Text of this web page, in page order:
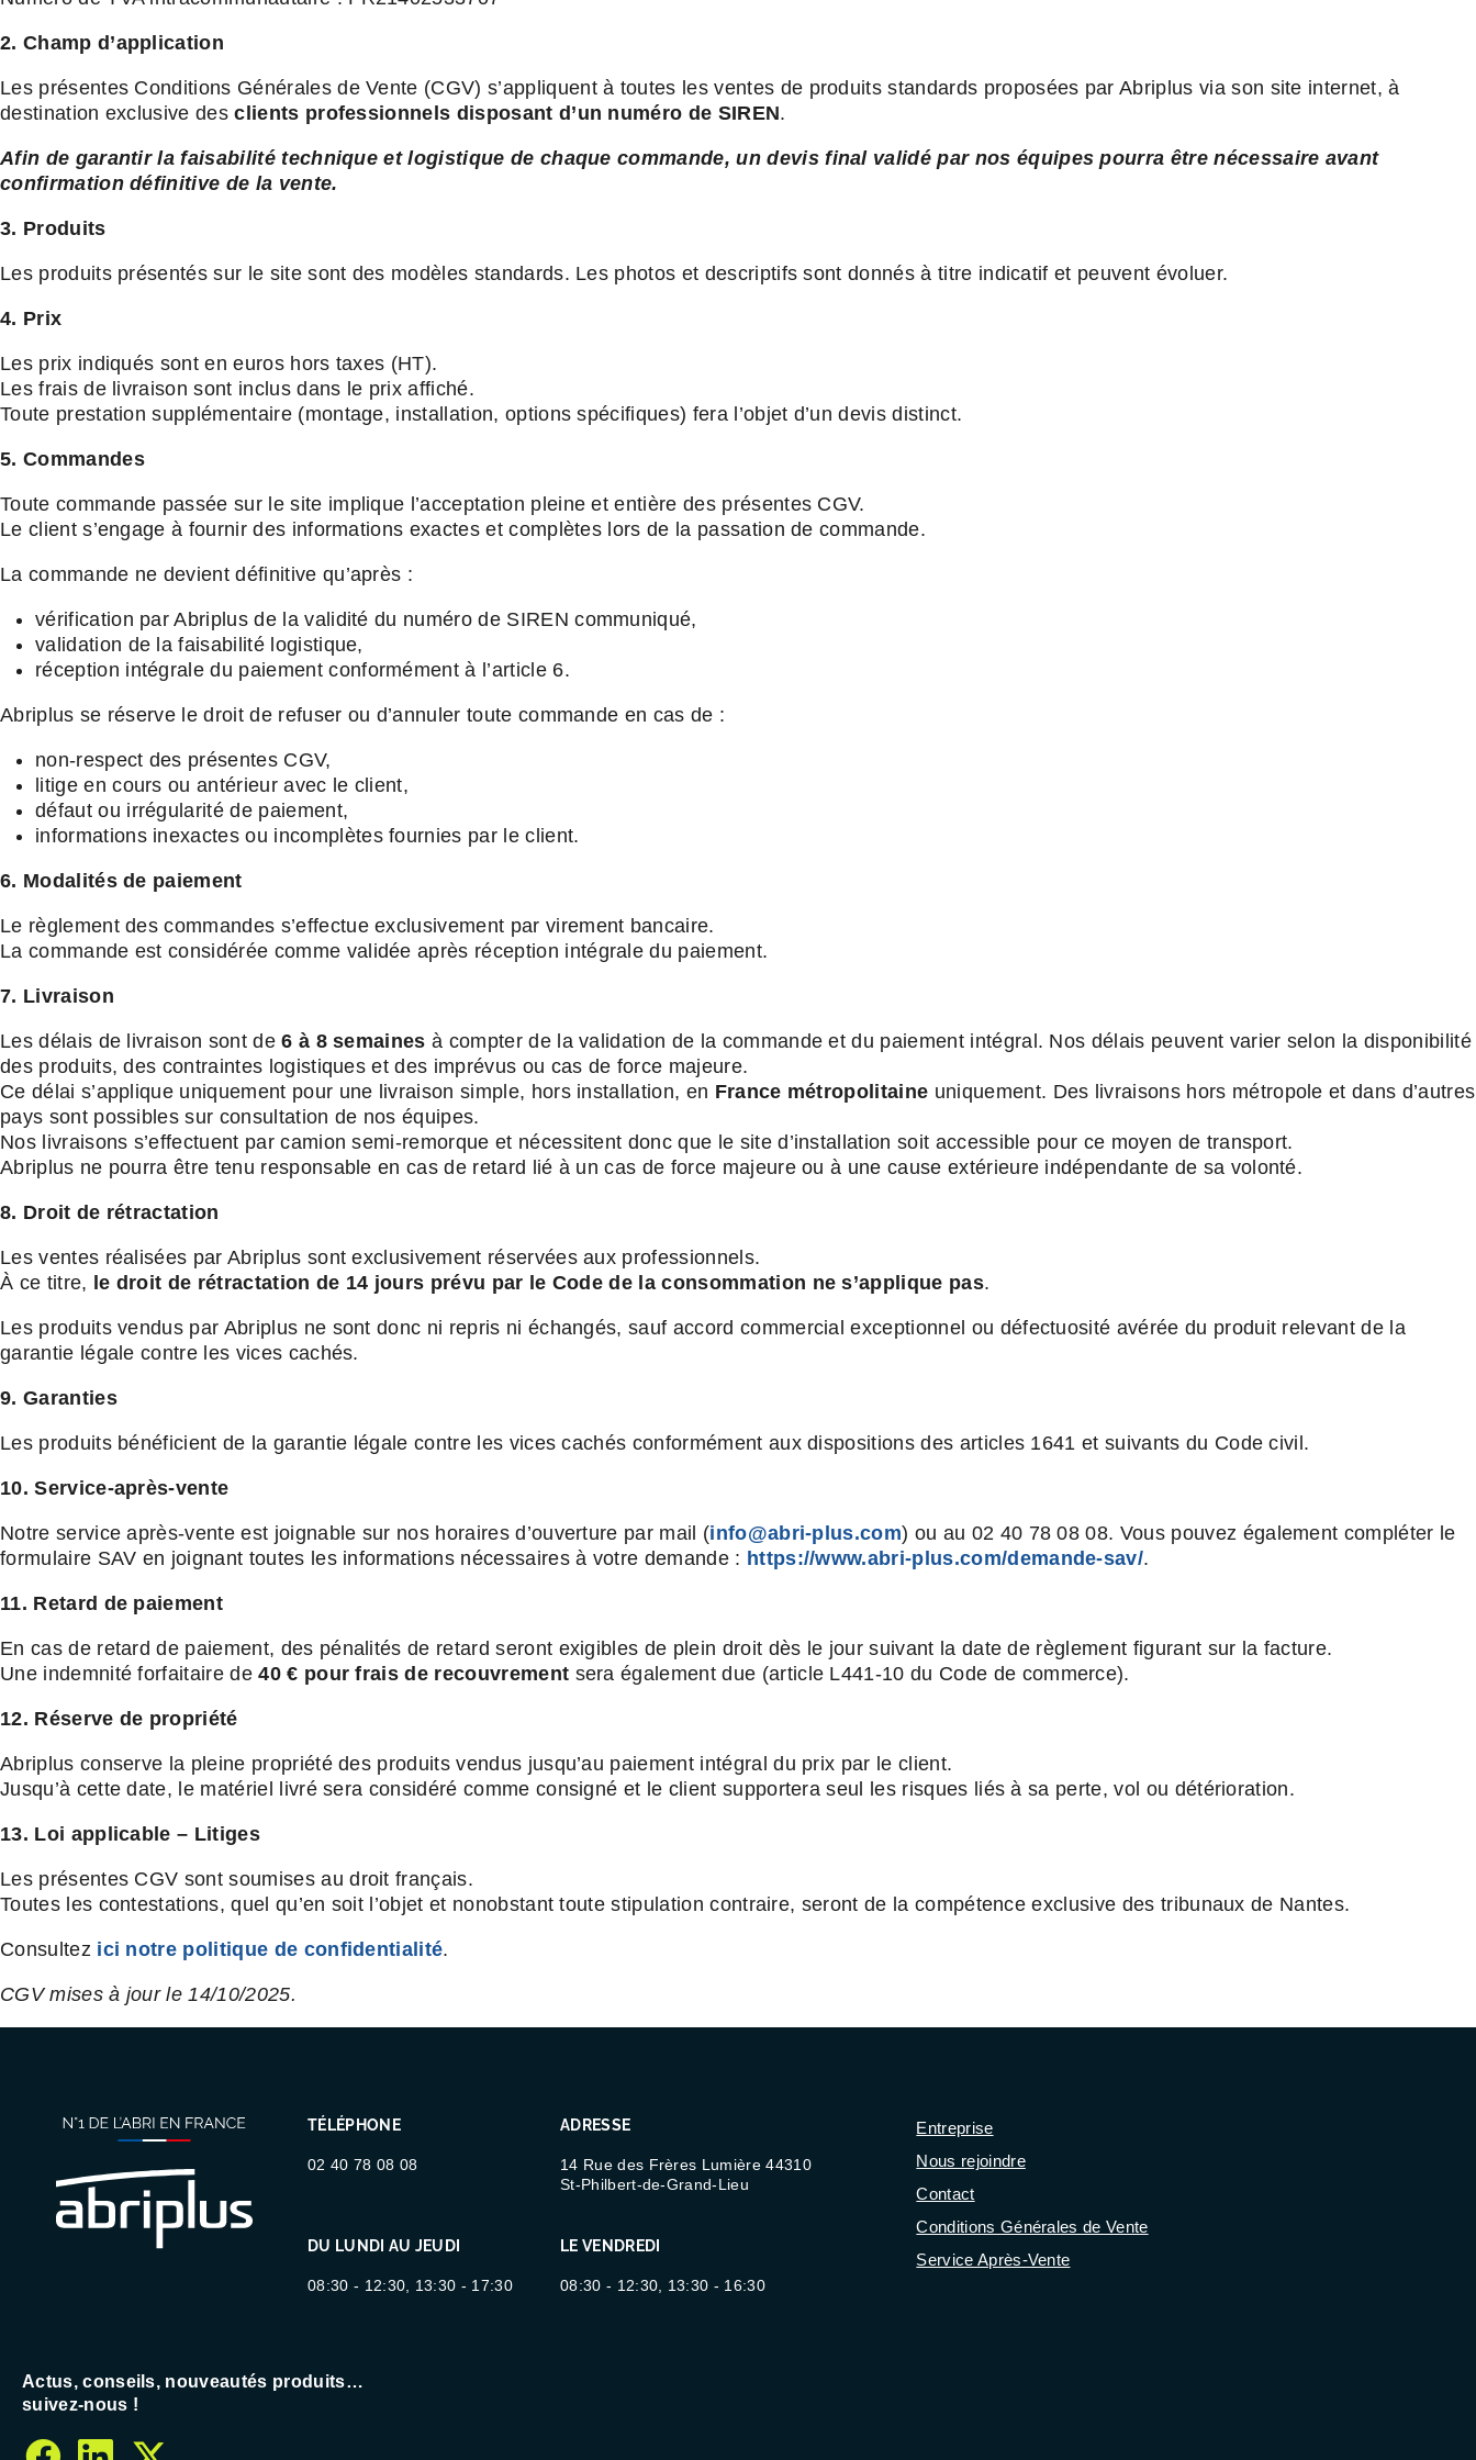
2. Champ d’application
Les présentes Conditions Générales de Vente (CGV) s’appliquent à toutes les ventes de produits standards proposées par Abriplus via son site internet, à
destination exclusive desclients professionnels disposant d’un numéro de SIREN.
Afin de garantir la faisabilité technique et logistique de chaque commande, un devis final validé par nos équipes pourra être nécessaire avant
confirmation définitive de la vente.
3. Produits
Les produits présentés sur le site sont des modèles standards. Les photos et descriptifs sont donnés à titre indicatif et peuvent évoluer.
4. Prix
Les prix indiqués sont en euros hors taxes (HT).
Les frais de livraison sont inclus dans le prix affiché.
Toute prestation supplémentaire (montage, installation, options spécifiques) fera l’objet d’un devis distinct.
5. Commandes
Toute commande passée sur le site implique l’acceptation pleine et entière des présentes CGV.
Le client s’engage à fournir des informations exactes et complètes lors de la passation de commande.
La commande ne devient définitive qu’après :
vérification par Abriplus de la validité du numéro de SIREN communiqué,
validation de la faisabilité logistique,
réception intégrale du paiement conformément à l’article 6.
Abriplus se réserve le droit de refuser ou d’annuler toute commande en cas de :
non-respect des présentes CGV,
litige en cours ou antérieur avec le client,
défaut ou irrégularité de paiement,
informations inexactes ou incomplètes fournies par le client.
6. Modalités de paiement
Le règlement des commandes s’effectue exclusivement par virement bancaire.
La commande est considérée comme validée après réception intégrale du paiement.
7. Livraison
Les délais de livraison sont de6 à 8 semaines à compter de la validation de la commande et du paiement intégral. Nos délais peuvent varier selon la disponibilité
des produits, des contraintes logistiques et des imprévus ou cas de force majeure.
Ce délai s’applique uniquement pour une livraison simple, hors installation, en France métropolitaine uniquement. Des livraisons hors métropole et dans d’autres
pays sont possibles sur consultation de nos équipes.
Nos livraisons s’effectuent par camion semi-remorque et nécessitent donc que le site d’installation soit accessible pour ce moyen de transport.
Abriplus ne pourra être tenu responsable en cas de retard lié à un cas de force majeure ou à une cause extérieure indépendante de sa volonté.
8. Droit de rétractation
Les ventes réalisées par Abriplus sont exclusivement réservées aux professionnels.
À ce titre, le droit de rétractation de 14 jours prévu par le Code de la consommation ne s’applique pas.
Les produits vendus par Abriplus ne sont donc ni repris ni échangés, sauf accord commercial exceptionnel ou défectuosité avérée du produit relevant de la
garantie légale contre les vices cachés.
9. Garanties
Les produits bénéficient de la garantie légale contre les vices cachés conformément aux dispositions des articles 1641 et suivants du Code civil.
10. Service-après-vente
Notre service après-vente est joignable sur nos horaires d’ouverture par mail (info@abri-plus.com) ou au 02 40 78 08 08. Vous pouvez également compléter le
formulaire SAV en joignant toutes les informations nécessaires à votre demande : https://www.abri-plus.com/demande-sav/.
11. Retard de paiement
En cas de retard de paiement, des pénalités de retard seront exigibles de plein droit dès le jour suivant la date de règlement figurant sur la facture.
Une indemnité forfaitaire de40 € pour frais de recouvrement sera également due (article L441-10 du Code de commerce).
12. Réserve de propriété
Abriplus conserve la pleine propriété des produits vendus jusqu’au paiement intégral du prix par le client.
Jusqu’à cette date, le matériel livré sera considéré comme consigné et le client supportera seul les risques liés à sa perte, vol ou détérioration.
13. Loi applicable – Litiges
Les présentes CGV sont soumises au droit français.
Toutes les contestations, quel qu’en soit l’objet et nonobstant toute stipulation contraire, seront de la compétence exclusive des tribunaux de Nantes.
Consultez ici notre politique de confidentialité.
CGV mises à jour le 14/10/2025.
TÉLÉPHONE
02 40 78 08 08
ADRESSE
14 Rue des Frères Lumière 44310
St-Philbert-de-Grand-Lieu
DU LUNDI AU JEUDI
08:30 - 12:30, 13:30 - 17:30
LE VENDREDI
08:30 - 12:30, 13:30 - 16:30
Entreprise
Nous rejoindre
Contact
Conditions Générales de Vente
Service Après-Vente
Actus, conseils, nouveautés produits…
suivez-nous !